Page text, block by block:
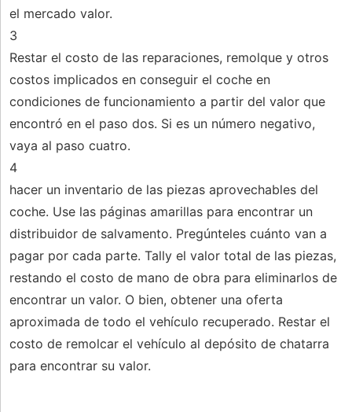
el mercado valor.
3
Restar el costo de las reparaciones, remolque y otros
costos implicados en conseguir el coche en
condiciones de funcionamiento a partir del valor que
encontró en el paso dos. Si es un número negativo,
vaya al paso cuatro.
4
hacer un inventario de las piezas aprovechables del
coche. Use las páginas amarillas para encontrar un
distribuidor de salvamento. Pregúnteles cuánto van a
pagar por cada parte. Tally el valor total de las piezas,
restando el costo de mano de obra para eliminarlos de
encontrar un valor. O bien, obtener una oferta
aproximada de todo el vehículo recuperado. Restar el
costo de remolcar el vehículo al depósito de chatarra
para encontrar su valor.